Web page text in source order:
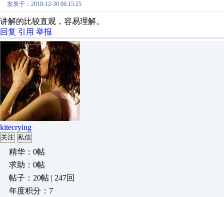
发表于：2018-12-30 06:15:25
讲解的比较直观，容易理解。
回复 引用 举报
kitecrying
关注 私信
精华：0帖
求助：0帖
帖子：20帖 | 247回
年度积分：7